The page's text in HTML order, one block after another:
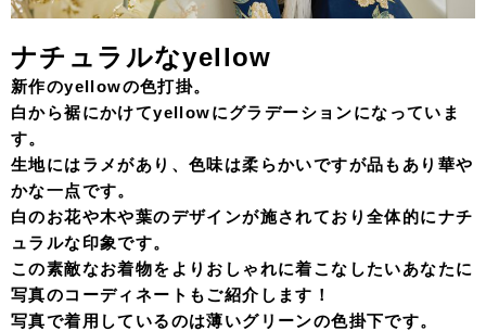
ナチュラルなyellow
新作のyellowの色打掛。
白から裾にかけてyellowにグラデーションになっていま
す。
生地にはラメがあり、色味は柔らかいですが品もあり華や
かな一点です。
白のお花や木や葉のデザインが施されており全体的にナチ
ュラルな印象です。
この素敵なお着物をよりおしゃれに着こなしたいあなたに
写真のコーディネートもご紹介します！
写真で着用しているのは薄いグリーンの色掛下です。